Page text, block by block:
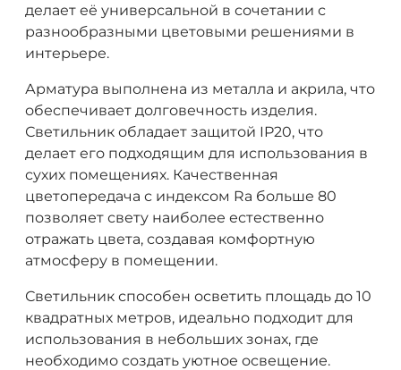
делает её универсальной в сочетании с
разнообразными цветовыми решениями в
интерьере.
Арматура выполнена из металла и акрила, что
обеспечивает долговечность изделия.
Светильник обладает защитой IP20, что
делает его подходящим для использования в
сухих помещениях. Качественная
цветопередача с индексом Ra больше 80
позволяет свету наиболее естественно
отражать цвета, создавая комфортную
атмосферу в помещении.
Светильник способен осветить площадь до 10
квадратных метров, идеально подходит для
использования в небольших зонах, где
необходимо создать уютное освещение.